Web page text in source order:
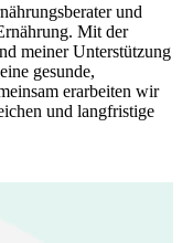
und
Mit der
meiner Unterstützung
gesunde,
erarbeiten wir
und langfristige